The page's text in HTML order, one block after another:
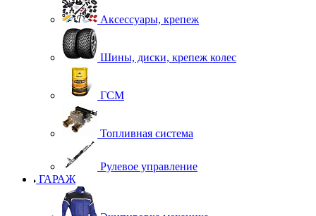
Аксессуары, крепеж
Шины, диски, крепеж колес
ГСМ
Топливная система
Рулевое управление
ГАРАЖ